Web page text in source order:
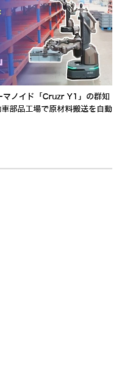
ノイド「Cruzr Y1」の群知
部品工場で原材料搬送を自動